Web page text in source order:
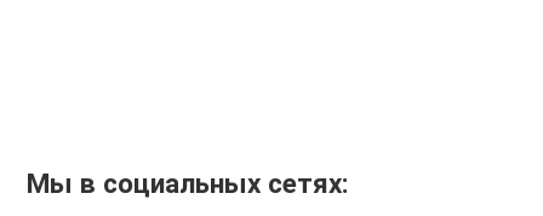
Мы в социальных сетях: